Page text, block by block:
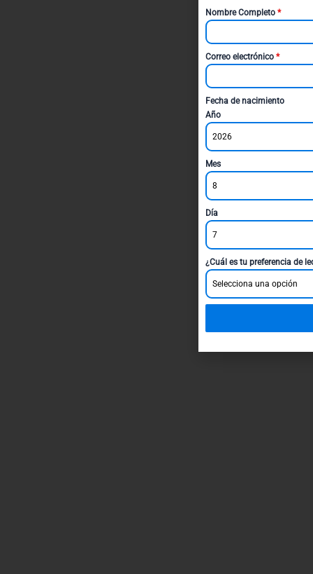
Nombre Completo *
Correo electrónico *
Fecha de nacimiento
Año
2026
Mes
8
Día
7
¿Cuál es tu preferencia de
Selecciona una opción